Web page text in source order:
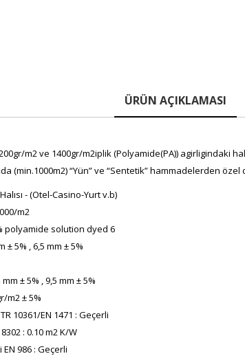
ÜRÜN AÇIKLAMASI
m2 ve 1400gr/m2iplik (Polyamide(PA)) agirligindaki
(min.1000m2) “Yün” ve “Sentetik” hammadelerden
- (Otel-Casino-Yurt v.b)
m2
polyamide solution dyed 6
± 5% , 6,5 mm ± 5%
± 5% , 9,5 mm ± 5%
m2 ± 5%
10361/EN 1471 : Geçerli
: 0.10 m2 K/W
EN 986 : Geçerli